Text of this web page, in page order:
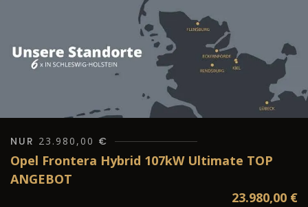
NUR 23.980,00 €
Opel Frontera Hybrid 107kW Ultimate TOP
ANGEBOT
23.980,00 €